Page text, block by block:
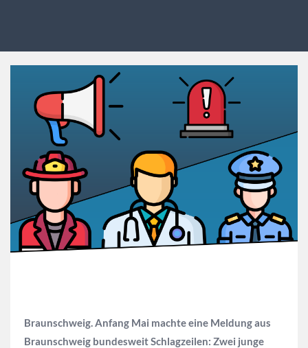
Braunschweig. Anfang Mai machte eine Meldung aus
Braunschweig bundesweit Schlagzeilen: Zwei junge